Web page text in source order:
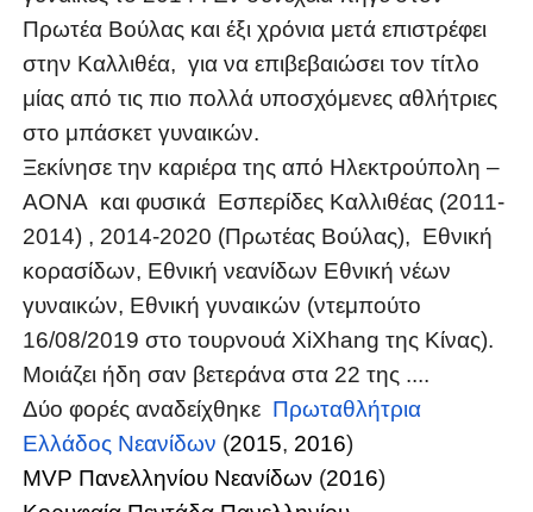
Πρωτέα Βούλας και έξι χρόνια μετά επιστρέφει
στην Καλλιθέα, για να επιβεβαιώσει τον τίτλο
μίας από τις πιο πολλά υποσχόμενες αθλήτριες
στο μπάσκετ γυναικών.
Ξεκίνησε την καριέρα της από Ηλεκτρούπολη –
ΑΟΝΑ και φυσικά Εσπερίδες Καλλιθέας (2011-
2014) , 2014-2020 (Πρωτέας Βούλας), Εθνική
κορασίδων, Εθνική νεανίδων Εθνική νέων
γυναικών, Εθνική γυναικών (ντεμπούτο
16/08/2019 στο τουρνουά XiXhang της Κίνας).
Μοιάζει ήδη σαν βετεράνα στα 22 της ....
Δύο φορές αναδείχθηκε Πρωταθλήτρια
Ελλάδος Νεανίδων (2015, 2016)
MVP Πανελληνίου Νεανίδων (2016)